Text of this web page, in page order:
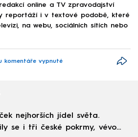
online a TV zpravodajství
reportáží i v textové podobě, které
na webu, sociálních sítích nebo
komentáře vypnuté
nejhorších jídel světa.
se i tři české pokrmy, vévodí